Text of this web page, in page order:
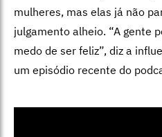
mulheres, mas elas já não
julgamento alheio. “A gente
medo de ser feliz”, diz a
um episódio recente do